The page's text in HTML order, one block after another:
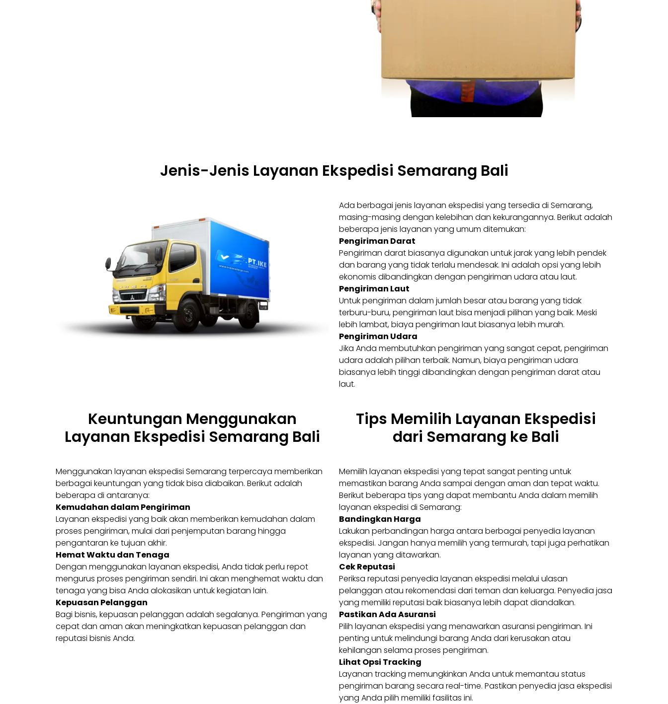
Jenis-Jenis Layanan Ekspedisi Semarang Bali
Ada berbagai jenis layanan ekspedisi yang tersedia di Semarang,
masing-masing dengan kelebihan dan kekurangannya. Berikut adalah
beberapa jenis layanan yang umum ditemukan:
Pengiriman Darat
Pengiriman darat biasanya digunakan untuk jarak yang lebih pendek
dan barang yang tidak terlalu mendesak. Ini adalah opsi yang lebih
ekonomis dibandingkan dengan pengiriman udara atau laut.
Pengiriman Laut
Untuk pengiriman dalam jumlah besar atau barang yang tidak
terburu-buru, pengiriman laut bisa menjadi pilihan yang baik. Meski
lebih lambat, biaya pengiriman laut biasanya lebih murah.
Pengiriman Udara
Jika Anda membutuhkan pengiriman yang sangat cepat, pengiriman
udara adalah pilihan terbaik. Namun, biaya pengiriman udara
biasanya lebih tinggi dibandingkan dengan pengiriman darat atau
laut.
Keuntungan Menggunakan
Layanan Ekspedisi Semarang Bali
Tips Memilih Layanan Ekspedisi
dari Semarang ke Bali
Menggunakan layanan ekspedisi Semarang terpercaya memberikan
berbagai keuntungan yang tidak bisa diabaikan. Berikut adalah
beberapa di antaranya:
Kemudahan dalam Pengiriman
Layanan ekspedisi yang baik akan memberikan kemudahan dalam
proses pengiriman, mulai dari penjemputan barang hingga
pengantaran ke tujuan akhir.
Hemat Waktu dan Tenaga
Dengan menggunakan layanan ekspedisi, Anda tidak perlu repot
mengurus proses pengiriman sendiri. Ini akan menghemat waktu dan
tenaga yang bisa Anda alokasikan untuk kegiatan lain.
Kepuasan Pelanggan
Bagi bisnis, kepuasan pelanggan adalah segalanya. Pengiriman yang
cepat dan aman akan meningkatkan kepuasan pelanggan dan
reputasi bisnis Anda.
Memilih layanan ekspedisi yang tepat sangat penting untuk
memastikan barang Anda sampai dengan aman dan tepat waktu.
Berikut beberapa tips yang dapat membantu Anda dalam memilih
layanan ekspedisi di Semarang:
Bandingkan Harga
Lakukan perbandingan harga antara berbagai penyedia layanan
ekspedisi. Jangan hanya memilih yang termurah, tapi juga perhatikan
layanan yang ditawarkan.
Cek Reputasi
Periksa reputasi penyedia layanan ekspedisi melalui ulasan
pelanggan atau rekomendasi dari teman dan keluarga. Penyedia jasa
yang memiliki reputasi baik biasanya lebih dapat diandalkan.
Pastikan Ada Asuransi
Pilih layanan ekspedisi yang menawarkan asuransi pengiriman. Ini
penting untuk melindungi barang Anda dari kerusakan atau
kehilangan selama proses pengiriman.
Lihat Opsi Tracking
Layanan tracking memungkinkan Anda untuk memantau status
pengiriman barang secara real-time. Pastikan penyedia jasa ekspedisi
yang Anda pilih memiliki fasilitas ini.